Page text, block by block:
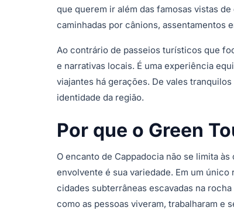
que querem ir além das famosas vistas
caminhadas por cânions, assentamentos
Ao contrário de passeios turísticos que
e narrativas locais. É uma experiência
viajantes há gerações. De vales
identidade da região.
Por que o Green
O encanto de Cappadocia não se limita
envolvente é sua variedade. Em um
cidades subterrâneas escavadas na
como as pessoas viveram, trabalharam e